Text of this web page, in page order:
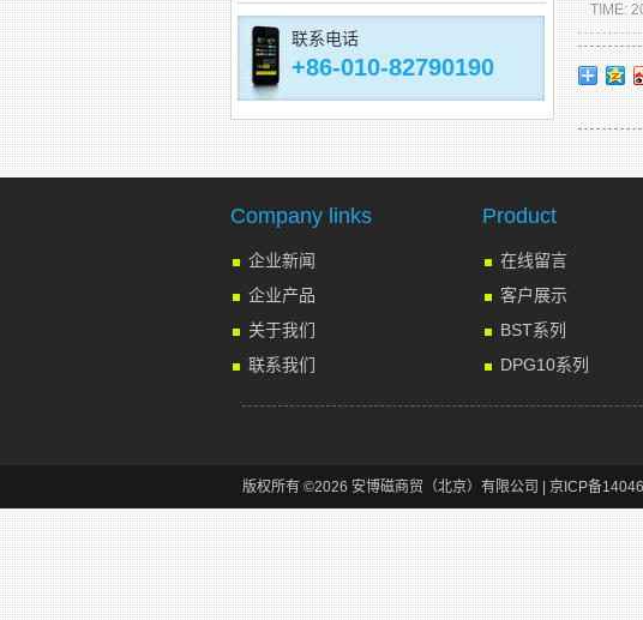
联系电话
+86-010-82790190
TIME:
Company links
企业新闻
企业产品
关于我们
联系我们
Product
在线留言
客户展示
BST系列
DPG10系列
版权所有 ©2026 安博磁商贸（北京）有限公司 | 京ICP备